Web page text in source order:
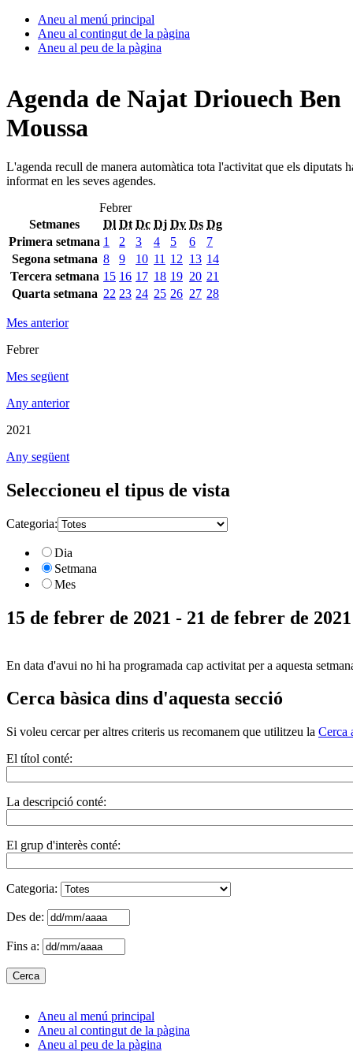
Aneu al menú principal
Aneu al contingut de la pàgina
Aneu al peu de la pàgina
Agenda de Najat Driouech Ben
Moussa
L'agenda recull de manera automàtica tota l'activitat que els diputats
informat en les seves agendes.
Febrer
Setmanes
Dl Dt Dc Dj Dv Ds Dg
Primera setmana 1 2 3 4 5 6
7
Segona setmana 8 9 10 11 12 13 14
Tercera setmana 15 16 17 18 19 20 21
Quarta setmana 22 23 24 25 26 27 28
Mes anterior
Febrer
Mes següent
Any anterior
2021
Any següent
Seleccioneu el tipus de vista
Categoria:
Dia
Setmana
Mes
15 de febrer de 2021 - 21 de febrer de 2021
En data d'avui no hi ha programada cap activitat per a aquesta
Cerca bàsica dins d'aquesta secció
Si voleu cercar per altres criteris us recomanem que utilitzeu la Cerca
El títol conté:
La descripció conté:
El grup d'interès conté:
Categoria:
Des de:
Fins a:
Aneu al menú principal
Aneu al contingut de la pàgina
Aneu al peu de la pàgina